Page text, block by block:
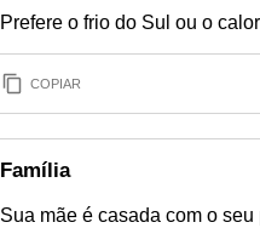
Prefere o frio do Sul ou o
COPIAR
Família
Sua mãe é casada com o seu